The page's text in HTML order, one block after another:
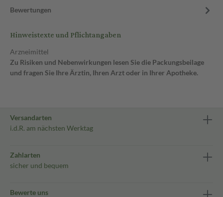
Bewertungen
Hinweistexte und Pflichtangaben
Arzneimittel
Zu Risiken und Nebenwirkungen lesen Sie die Packungsbeilage
und fragen Sie Ihre Ärztin, Ihren Arzt oder in Ihrer Apotheke.
Versandarten
i.d.R. am nächsten Werktag
Zahlarten
sicher und bequem
Bewerte uns